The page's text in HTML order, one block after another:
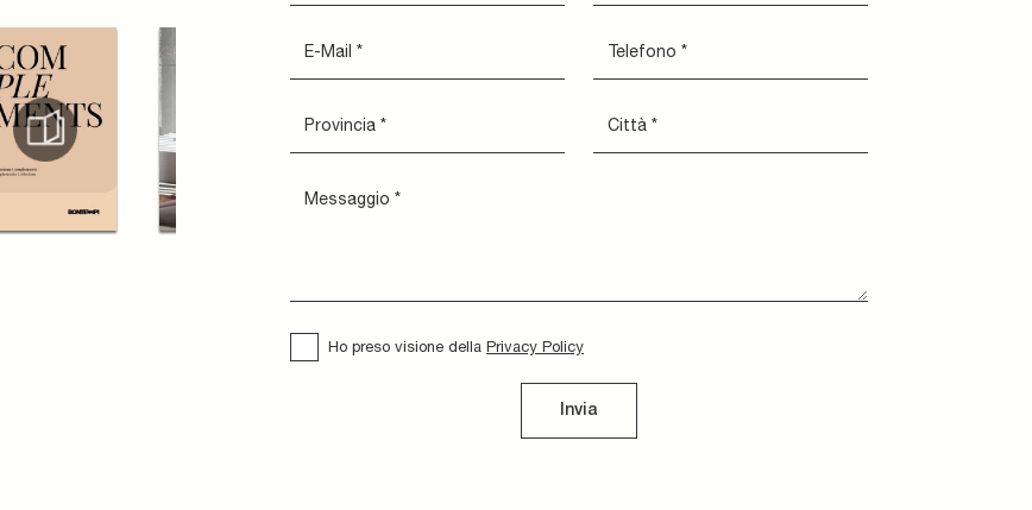
Ho preso visione della Privacy Policy
Invia